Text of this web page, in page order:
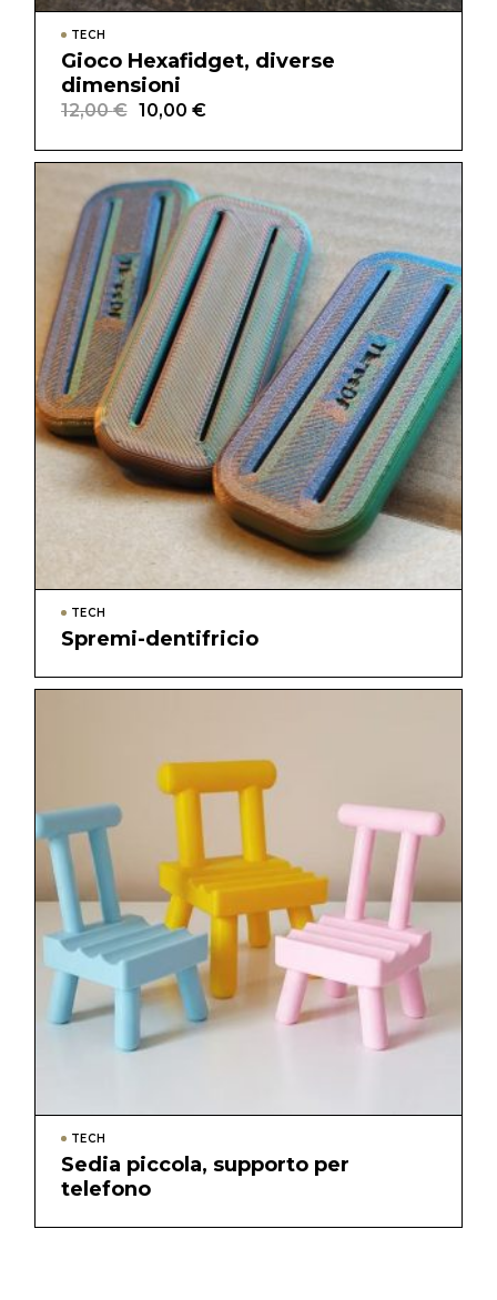
TECH
Gioco Hexafidget, diverse
dimensioni
12,00€
Il
originale
12,00 €.
10,00 €
Il
attuale
10,00 €.
TECH
Spremi-dentifricio
TECH
Sedia piccola, supporto per
telefono